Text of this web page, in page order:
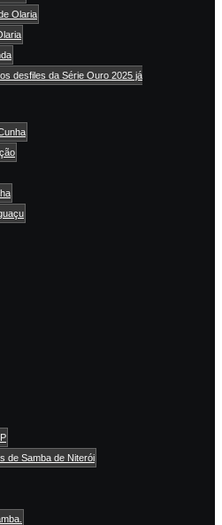
Olaria
desfiles da Série Ouro 2025 já
de Samba de Niterói